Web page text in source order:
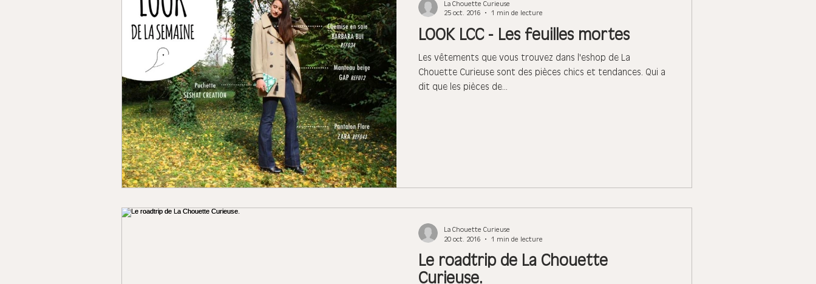
LOOK LCC - Les feuilles mortes
Les vêtements que vous trouvez dans l'eshop de La
Chouette Curieuse sont des pièces chics et tendances. Qui a
dit que les pièces de...
La Chouette Curieuse
25 oct. 2016
1 min de lecture
Le roadtrip de La Chouette
Curieuse.
La Chouette Curieuse
20 oct. 2016
1 min de lecture